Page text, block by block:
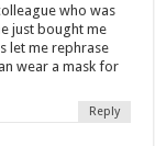
who was
just bought me
let me rephrase
wear a mask for
Reply